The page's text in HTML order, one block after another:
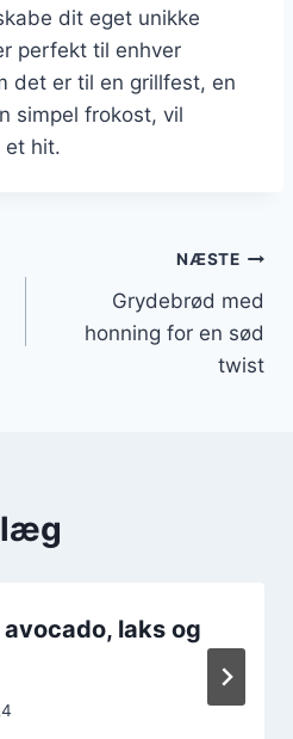
dit eget unikke
perfekt til enhver
det er til en grillfest, en
simpel frokost, vil
hit.
NÆSTE
Grydebrød med
honning for en sød
twist
laks og